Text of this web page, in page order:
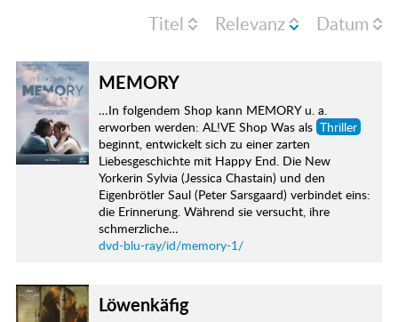
Titel Relevanz Datum
MEMORY
…In folgendem Shop kann MEMORY u. a.
erworben werden: AL!VE Shop Was als Thriller
beginnt, entwickelt sich zu einer zarten
Liebesgeschichte mit Happy End. Die New
Yorkerin Sylvia (Jessica Chastain) und den
Eigenbrötler Saul (Peter Sarsgaard) verbindet eins:
die Erinnerung. Während sie versucht, ihre
schmerzliche…
dvd-blu-ray/id/memory-1/
Löwenkäfig